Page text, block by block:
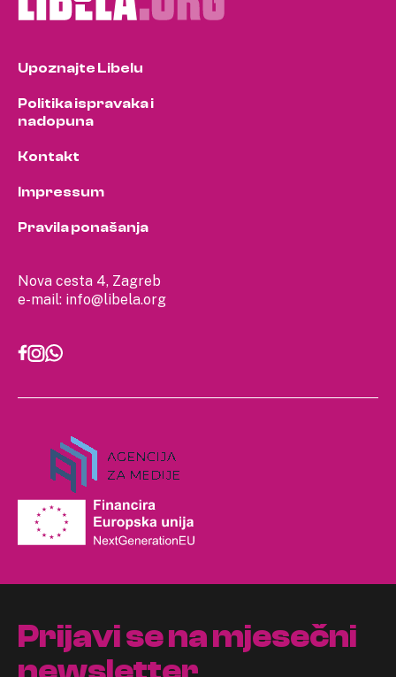
Nova cesta 4, Zagreb
e-mail: info@libela.org
Upoznajte Libelu
Politika ispravaka i
nadopuna
Kontakt
Impressum
Pravila ponašanja
Prijavi se na mjesečni